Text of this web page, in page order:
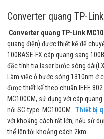
Converter quang TP-
Converter quang TP-Link
quang điện) được thiết kế để
100BASE-FX cáp quang sang
đặc tính tia laser bước sóng
Làm việc ở bước sóng 1310nm ở
được thiết kế theo chuẩn IEEE
MC100CM, sử dụng với cáp
nối SC-type. MC100CM . Thiết bị
với khoảng cách rất lớn, nếu sử
thể lên tới khoảng cách 2km